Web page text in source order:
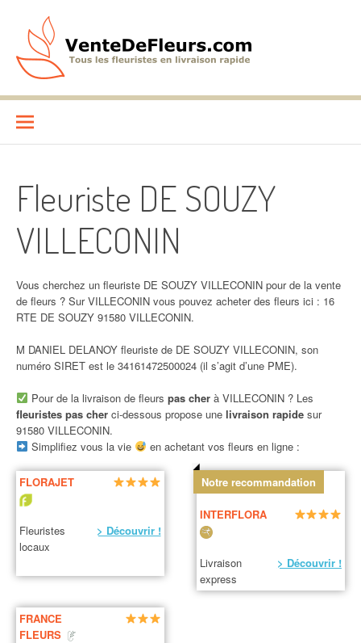
contenu
VenteDeFleurs.com
Fleuriste DE SOUZY
VILLECONIN
Vous cherchez un fleuriste DE SOUZY VILLECONIN pour de la vente
de fleurs ? Sur VILLECONIN vous pouvez acheter des fleurs ici : 16
RTE DE SOUZY 91580 VILLECONIN.
M DANIEL DELANOY fleuriste de DE SOUZY VILLECONIN, son
numéro SIRET est le 34161472500024 (il s’agit d’une PME).
Pour de la livraison de fleurs pas cherà VILLECONIN ? Les
fleuristes pas cher ci-dessous propose une livraison rapide sur
91580 VILLECONIN.
Simplifiez vous la vie
en achetant vos fleurs en ligne :
FLORAJET
Fleuristes
locaux
> Découvrir !
Notre recommandation
INTERFLORA
Livraison
express
> Découvrir !
FRANCE
FLEURS